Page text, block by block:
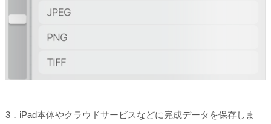
3．iPad本体やクラウドサービスなどに完成データを保存しま